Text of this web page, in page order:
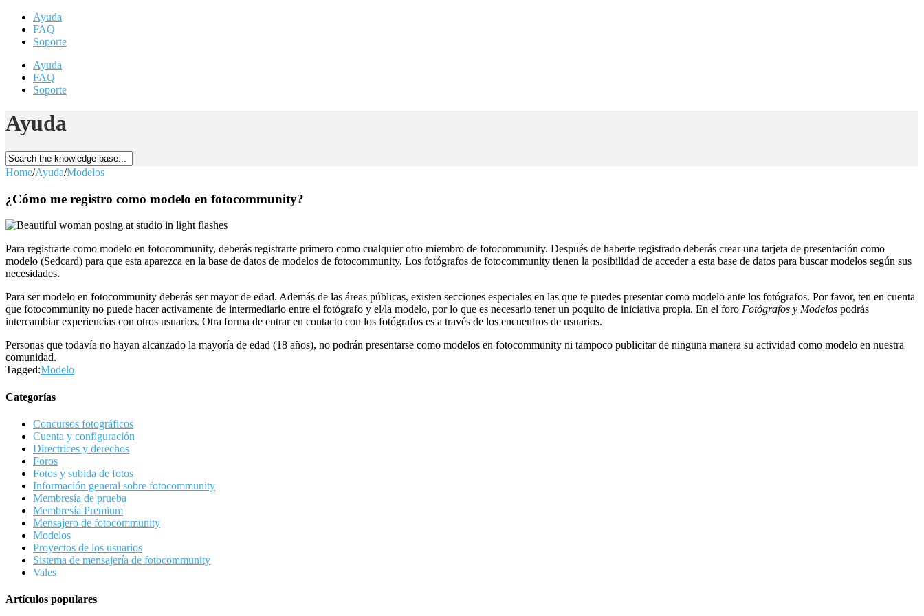
Ayuda
FAQ
Soporte
Ayuda
FAQ
Soporte
Ayuda
Home/Ayuda/Modelos
¿Cómo me registro como modelo en fotocommunity?
Para registrarte como modelo en fotocommunity, deberás registrarte primero como cualquier otro miembro de fotocommunity. Después de haberte registrado deberás crear una tarjeta de presentación como
modelo (Sedcard) para que esta aparezca en la base de datos de modelos de fotocommunity. Los fotógrafos de fotocommunity tienen la posibilidad de acceder a esta base de datos para buscar modelos según sus
necesidades.
Para ser modelo en fotocommunity deberás ser mayor de edad. Además de las áreas públicas, existen secciones especiales en las que te puedes presentar como modelo ante los fotógrafos. Por favor, ten en cuenta
que fotocommunity no puede hacer activamente de intermediario entre el fotógrafo y el/la modelo, por lo que es necesario tener un poquito de iniciativa propia. En el foro Fotógrafos y Modelos podrás
intercambiar experiencias con otros usuarios. Otra forma de entrar en contacto con los fotógrafos es a través de los encuentros de usuarios.
Personas que todavía no hayan alcanzado la mayoría de edad (18 años), no podrán presentarse como modelos en fotocommunity ni tampoco publicitar de ninguna manera su actividad como modelo en nuestra
comunidad.
Tagged:Modelo
Categorías
Concursos fotográficos
Cuenta y configuración
Directrices y derechos
Foros
Fotos y subida de fotos
Información general sobre fotocommunity
Membresía de prueba
Membresía Premium
Mensajero de fotocommunity
Modelos
Proyectos de los usuarios
Sistema de mensajería de fotocommunity
Vales
Artículos populares